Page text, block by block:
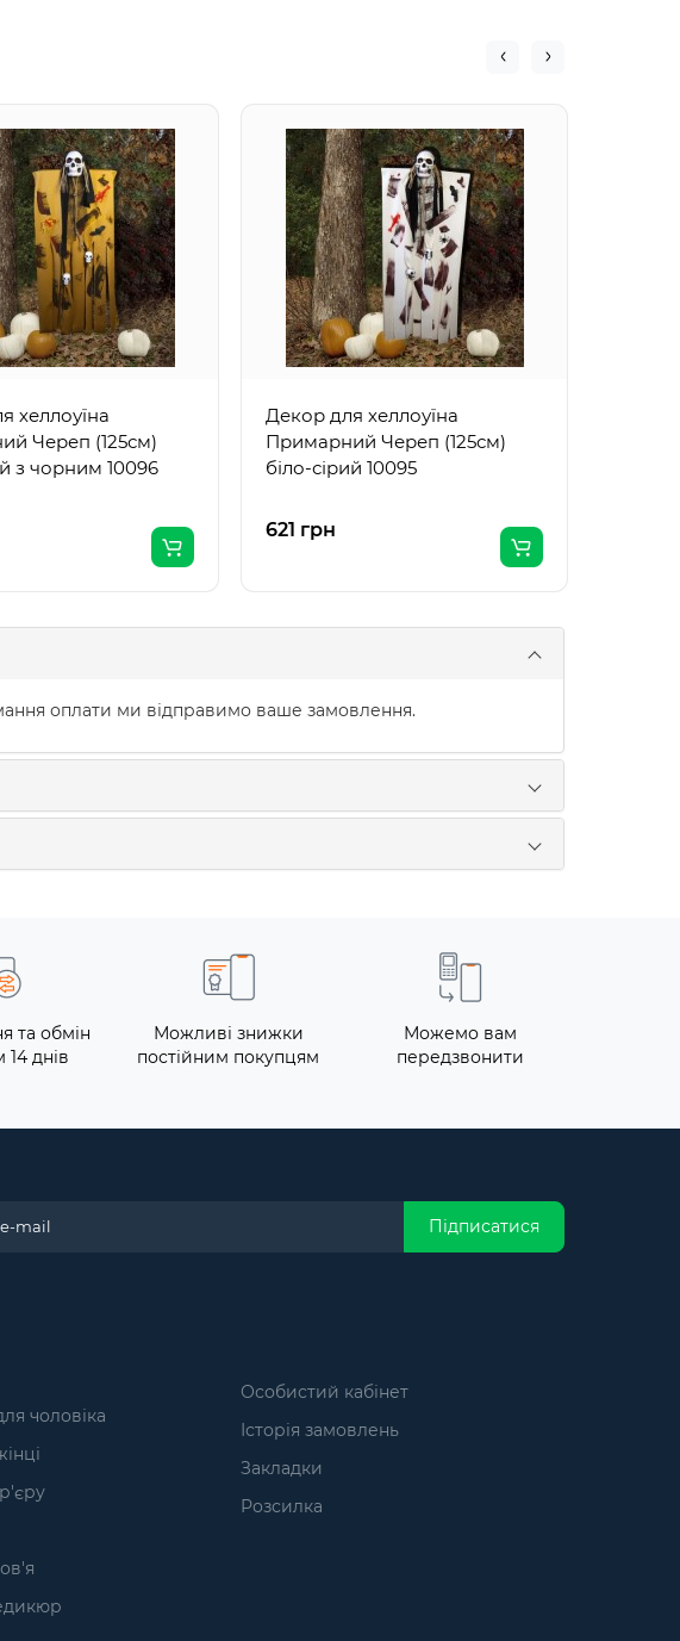
хеллоуїна
Череп (125см)
з чорним 10096
Декор для хеллоуїна
Примарний Череп (125см)
біло-сірий 10095
621 грн
оплати ми відправимо ваше замовлення.
та обмін
14 днів
Можливі знижки
постійним покупцям
Можемо вам
передзвонити
Підписатися
чоловіка
Особистий кабінет
Історія замовлень
Закладки
Розсилка